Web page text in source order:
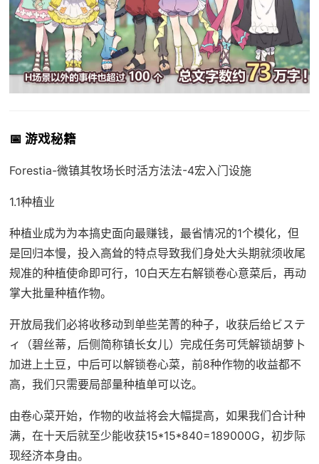
📅 游戏秘籍
Forestia-微镇其牧场长时活方法法-4宏入门设施
1.1种植业
种植业成为为本搞史面向最赚钱，最省情况的1个模化，但
是回归本慢，投入高耸的特点导致我们身处大头期就须收尾
规准的种植使命即可行，10白天左右解锁卷心意菜后，再动
掌大批量种植作物。
开放局我们必将收移动到单些芜菁的种子，收获后给ビステ
ィ（碧丝蒂，后侧简称镇长女儿）完成任务可凭解锁胡萝卜
加进上土豆，中后可以解锁卷心菜，前8种作物的收益都不
高，我们只需要局部量种植单可以讫。
由卷心菜开始，作物的收益将会大幅提高，如果我们合计种
满，在十天后就至少能收获15*15*840=189000G，初步际
现经济本身由。